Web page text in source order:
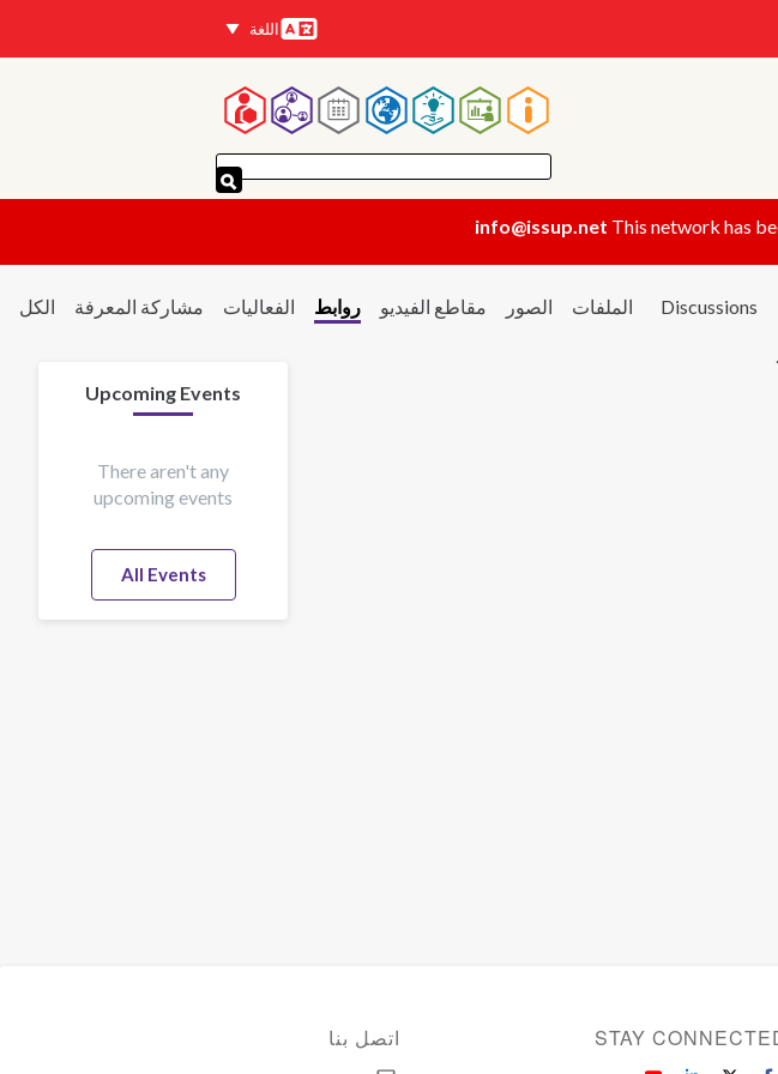
اللغات
اللغة
القائمة
الرئيسية
This network has
info@issup.net
Discussions الملفات الصور مقاطع الفيديو روابط الفعاليات مشاركة المعرفة الكل
Upcoming Events
There aren't any
upcoming events
All Events
اتصل بنا STAY